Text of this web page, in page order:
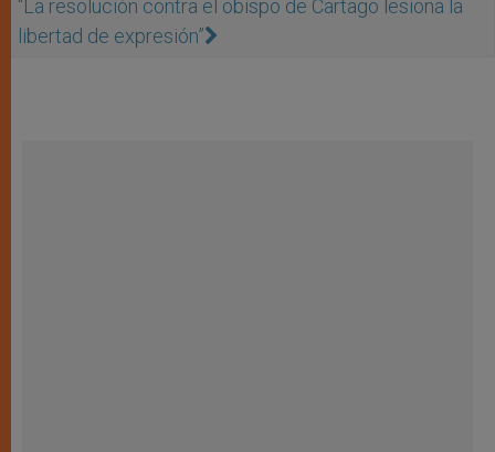
“La resolución contra el obispo de Cartago lesiona la
libertad de expresión”